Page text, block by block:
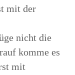
mit der
nicht die
komme es
mit